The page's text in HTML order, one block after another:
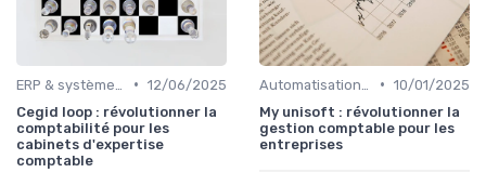
• 12/06/2025
Cegid loop : révolutionner la
comptabilité pour les
cabinets d'expertise
comptable
• 10/01/2025
My unisoft : révolutionner la
gestion comptable pour les
entreprises